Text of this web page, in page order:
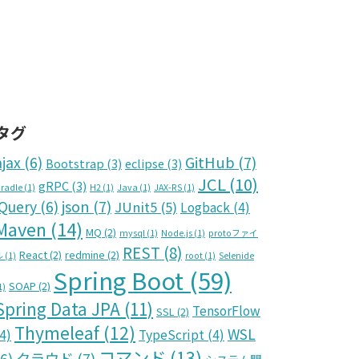
グ
(6) Bootstrap (3) eclipse (3) GitHub (7)
(1) gRPC(3) H2 (1) Java (1) JAX-RS (1) JCL (10)
(6) json (7) JUnit5 (5) Logback (4)
(14) MQ (2) mysql (1) Node.js (1) protoファイ
(1) React(2) redmine (2) REST (8) root (1) Selenide
SOAP (2) Spring Boot (59)
Data JPA (11) SSL(2) TensorFlow
Thymeleaf(12) TypeScript (4) WSL